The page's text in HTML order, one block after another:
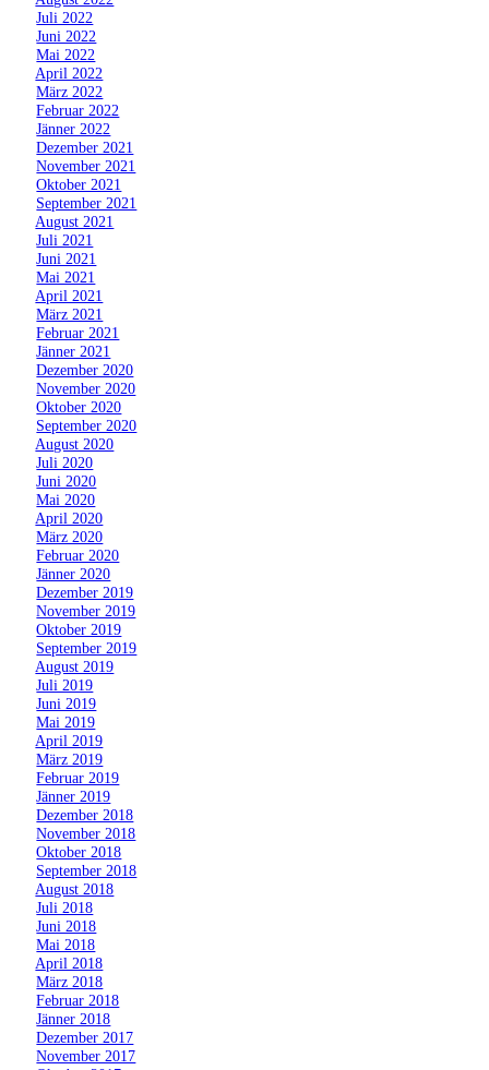
»Juli 2022
»Juni 2022
»Mai 2022
April 2022
»März 2022
»Februar 2022
»Jänner 2022
»Dezember 2021
»November 2021
»Oktober 2021
September 2021
August 2021
»Juli 2021
»Juni 2021
»Mai 2021
April 2021
»März 2021
»Februar 2021
»Jänner 2021
»Dezember 2020
»November 2020
»Oktober 2020
September 2020
August 2020
»Juli 2020
»Juni 2020
»Mai 2020
April 2020
»März 2020
»Februar 2020
»Jänner 2020
»Dezember 2019
»November 2019
»Oktober 2019
September 2019
August 2019
»Juli 2019
»Juni 2019
»Mai 2019
April 2019
»März 2019
»Februar 2019
»Jänner 2019
»Dezember 2018
»November 2018
»Oktober 2018
September 2018
August 2018
»Juli 2018
»Juni 2018
»Mai 2018
April 2018
»März 2018
»Februar 2018
»Jänner 2018
»Dezember 2017
»November 2017